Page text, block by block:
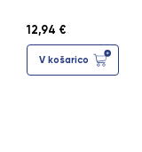
12,94 €
V košarico